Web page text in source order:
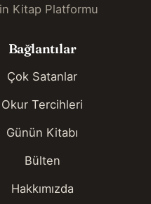
Kitap Platformu
Bağlantılar
Çok Satanlar
Okur Tercihleri
Günün Kitabı
Bülten
Hakkımızda